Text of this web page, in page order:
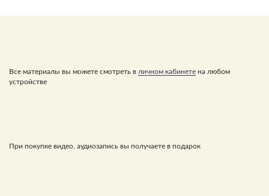
Все материалы вы можете смотреть в личном кабинете на любом
устройстве
При покупке видео, аудиозапись вы получаете в подарок